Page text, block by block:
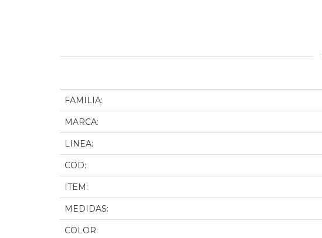
FAMILIA:
MARCA:
LINEA:
COD:
ITEM:
MEDIDAS:
COLOR: